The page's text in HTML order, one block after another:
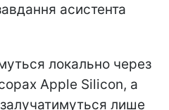
асистента
локально через
Apple Silicon, а
лише